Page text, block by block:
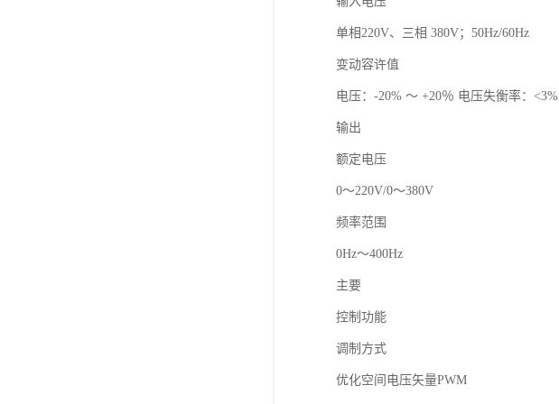
单相220V、三相 380V；50Hz/60Hz
变动容许值
电压：-20% ～ +20％ 电压失衡率：<3%
输出
额定电压
0～220V/0～380V
频率范围
0Hz～400Hz
主要
控制功能
调制方式
优化空间电压矢量PWM